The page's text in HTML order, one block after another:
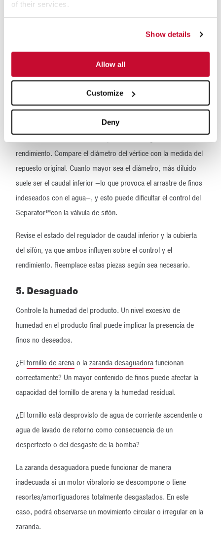
of their services.
Show details
Allow all
Customize
Deny
Los ciclones y Separators™pueden tener tramos de goma
rendimiento. Compare el diámetro del vértice con la medida del
repuesto original. Cuanto mayor sea el diámetro, más diluido
suele ser el caudal inferior —lo que provoca el arrastre de finos
indeseados con el agua—, y esto puede dificultar el control del
Separator™con la válvula de sifón.
Revise el estado del regulador de caudal inferior y la cubierta
del sifón, ya que ambos influyen sobre el control y el
rendimiento. Reemplace estas piezas según sea necesario.
5. Desaguado
Controle la humedad del producto. Un nivel excesivo de
humedad en el producto final puede implicar la presencia de
finos no deseados.
¿Eltornillo de arenao lazaranda desaguadorafuncionan
correctamente? Un mayor contenido de finos puede afectar la
capacidad del tornillo de arena y la humedad residual.
¿El tornillo está desprovisto de agua de corriente ascendente o
agua de lavado de retorno como consecuencia de un
desperfecto o del desgaste de la bomba?
La zaranda desaguadora puede funcionar de manera
inadecuada si un motor vibratorio se descompone o tiene
resortes/amortiguadores totalmente desgastados. En este
caso, podrá observarse un movimiento circular o irregular en la
zaranda.